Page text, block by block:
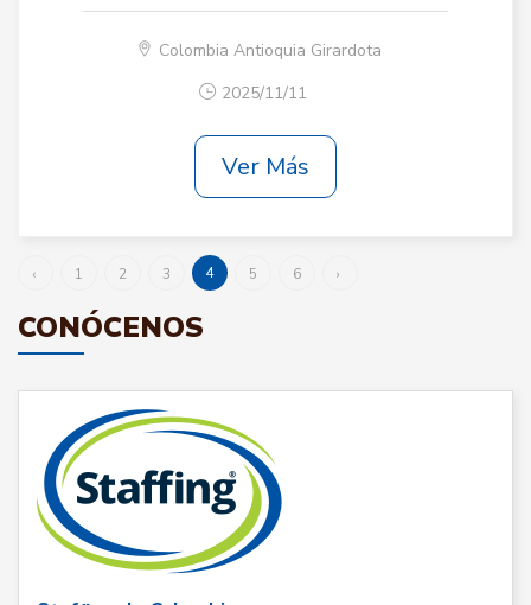
Colombia Antioquia Girardota
2025/11/11
Ver Más
‹ 1 2 3 4 5 6 ›
CONÓCENOS